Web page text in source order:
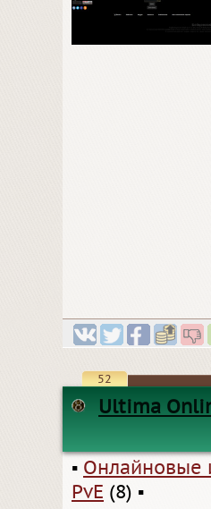
52
Ultima
▪ Онлайновые
PvE (8) ▪